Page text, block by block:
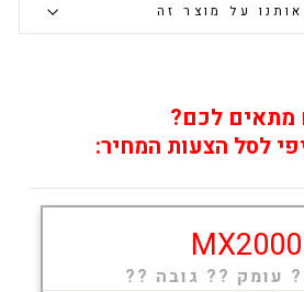
על מוצר זה
מתאים לכם?
לסל הצעות המחיר:
MX2000
עומק ?? גובה ??